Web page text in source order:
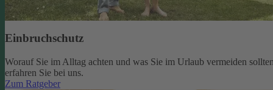
Einbruchschutz
Worauf Sie im Alltag achten und was Sie im Urlaub vermeiden
erfahren Sie bei uns.
Zum Ratgeber